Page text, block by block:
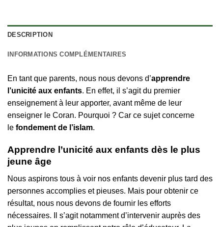
DESCRIPTION
INFORMATIONS COMPLÉMENTAIRES
En tant que parents, nous nous devons d’apprendre
l’unicité aux enfants. En effet, il s’agit du premier
enseignement à leur apporter, avant même de leur
enseigner le Coran. Pourquoi ? Car ce sujet concerne
le fondement de l’islam.
Apprendre l’unicité aux enfants dès le plus
jeune âge
Nous aspirons tous à voir nos enfants devenir plus tard des
personnes accomplies et pieuses. Mais pour obtenir ce
résultat, nous nous devons de fournir les efforts
nécessaires. Il s’agit notamment d’intervenir auprès des